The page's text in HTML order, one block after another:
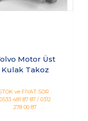
Motor Üst
Kulak Takoz
ve FİYAT SOR :
0533 481 87 87 / 0312
278 00 87